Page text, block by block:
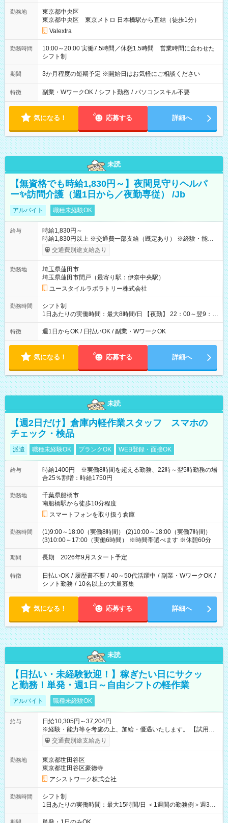
勤務地
東京都中央区
東京都中央区 東京メトロ 日本橋駅から直結（徒歩1分）
Valextra
勤務時間
10:00～20:00 実働7.5時間／休憩1.5時間 営業時間に合わせた
シフト制
期間 3か月程度の短期予定 ※開始日はお気軽にご相談ください
特徴 副業・WワークOK / シフト勤務 / パソコンスキル不要
気になる！ 応募する 詳細へ
未読
【無資格でも時給1,830円～】夜間見守りヘルパ
ー✨訪問介護（週1日から／夜勤専従） /Jb
アルバイト 職種未経験OK
給与
時給1,830円～
時給1,830円以上 ※交通費一部支給（既定あり） ※経験・能力を
考慮して決定します 【収入例】 週1回勤務の場合：1,830円×8時
間×4回=5万8,560円 週3回勤務の場合：1,830円×8時間×12回
月 ※ 雇用形態と給与に、本採用時と異なる部分があります。 雇
用形態：本採用時と同じです。 給与：時給 1,580円以上
交通費別途支給あり
勤務地
埼玉県蓮田市
埼玉県蓮田市閏戸（最寄り駅：伊奈中央駅）
ユースタイルラボラトリー株式会社
勤務時間
シフト制
1日あたりの実働時間：最大8時間/日 【夜勤】 22：00～翌9：
00 ※週1日～OK ／ 夜勤専従 ＊＊ 勤務時間例 ＊＊ ■22時か
ら翌7時 ■23時から翌8時 ■24時から翌9時 など ※上記の時間
ます。 ※曜日固定（毎週同じ曜日での勤務となります）
特徴 週1日からOK / 日払いOK / 副業・WワークOK
気になる！ 応募する 詳細へ
未読
【週2日だけ】倉庫内軽作業スタッフ スマホの
チェック・検品
派遣 職種未経験OK ブランクOK WEB登録・面接OK
給与
時給1400円 ※実働8時間を超える勤務、22時～翌5時勤務の場
合25％割増：時給1750円
勤務地
千葉県船橋市
南船橋駅から徒歩10分程度
スマートフォンを取り扱う倉庫
勤務時間
(1)9:00～18:00（実働8時間） (2)10:00～18:00（実働7時間）
(3)10:00～17:00（実働6時間） ※時間帯選べます ※休憩60分
期間 長期 2026年9月スタート予定
特徴 日払いOK / 履歴書不要 / 40～50代活躍中 / 副業・WワークOK /
シフト勤務 / 10名以上の大量募集
気になる！ 応募する 詳細へ
未読
【日払い・未経験歓迎！】稼ぎたい日にサクッ
と勤務！単発・週1日～自由シフトの軽作業
アルバイト 職種未経験OK
給与
日給10,305円～37,204円
※経験・能力等を考慮の上、加給・優遇いたします。 【試用期
間】試用期間なし
交通費別途支給あり
勤務地
東京都世田谷区
東京都世田谷区豪徳寺
アシストワーク株式会社
勤務時間
シフト制
1日あたりの実働時間：最大15時間/日 ＜1週間の勤務例＞週3回
勤務 勤務：月・水・金 休み：火・木・土・日 好きな時にお仕事
可能です！ ※1日あたりの最大実働時間は日勤、夜勤共に勤務し